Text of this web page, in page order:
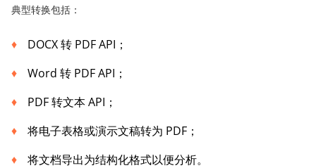
典型转换包括：
DOCX 转 PDF API；
Word 转 PDF API；
PDF 转文本 API；
将电子表格或演示文稿转为 PDF；
将文档导出为结构化格式以便分析。